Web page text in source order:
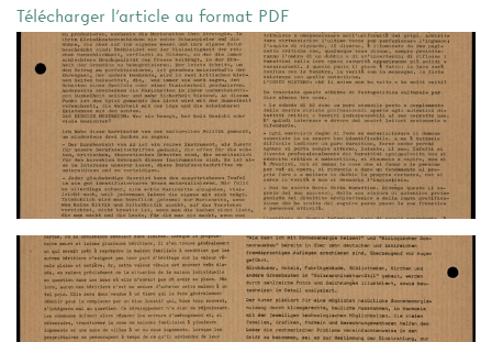
Télécharger l'article au format PDF